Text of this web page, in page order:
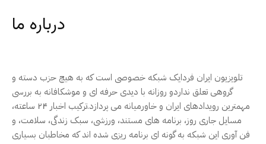
درباره ما
تلویزیون ایران فردایک شبکه خصوصی است که به هیچ حزب دسته و
گروهی تعلق نداردو روزانه با دیدی حرفه ای و موشکافانه به بررسی
مهمترین رویدادهای ایران و خاورمیانه می پردازد.ترکیب اخبار ۲۴ ساعته،
مسایل جاری روز، برنامه های مستند، ورزشی، سبک زندگی، سلامت، و
فن آوری این شبکه به گونه ای برنامه ریزی شده اند که مخاطبان بسیاری